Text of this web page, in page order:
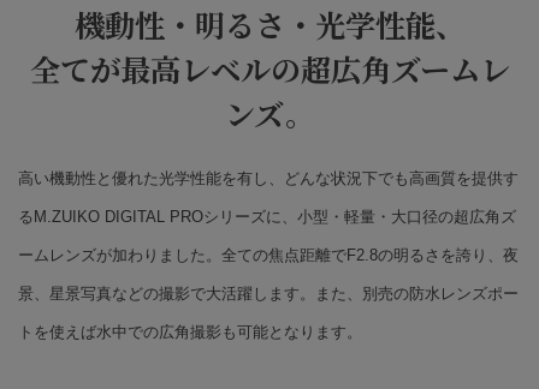
機動性・明るさ・光学性能、
全てが最高レベルの超広角ズームレ
ンズ。
高い機動性と優れた光学性能を有し、どんな状況下でも高画質を提供す
るM.ZUIKO DIGITAL PROシリーズに、小型・軽量・大口径の超広角ズ
ームレンズが加わりました。全ての焦点距離でF2.8の明るさを誇り、夜
景、星景写真などの撮影で大活躍します。また、別売の防水レンズポー
トを使えば水中での広角撮影も可能となります。